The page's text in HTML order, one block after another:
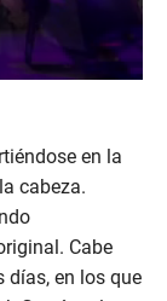
en la
cabeza.
Cabe
días, en los que